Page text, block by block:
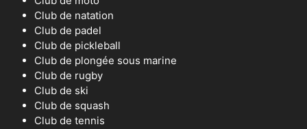
Club de natation
Club de padel
Club de pickleball
Club de plongée sous marine
Club de rugby
Club de ski
Club de squash
Club de tennis